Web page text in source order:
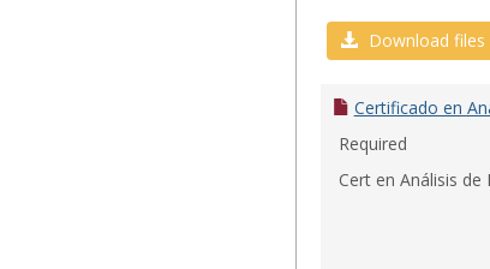
Download files
Certificado en
Required
Cert en Análisis de